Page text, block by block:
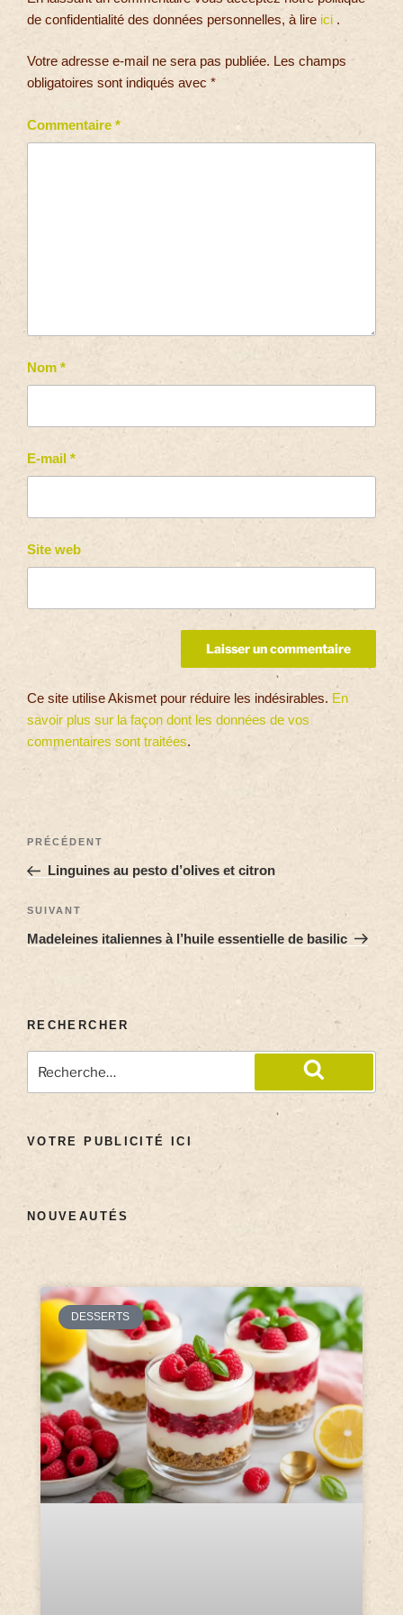
de confidentialité des données personnelles, à lire ici .
Votre adresse e-mail ne sera pas publiée. Les champs
obligatoires sont indiqués avec *
Commentaire *
Nom *
E-mail *
Site web
Ce site utilise Akismet pour réduire les indésirables. En
savoir plus sur la façon dont les données de vos
commentaires sont traitées.
PRÉCÉDENT
Linguines au pesto d’olives et citron
SUIVANT
Madeleines italiennes à l’huile essentielle de basilic
RECHERCHER
VOTRE PUBLICITÉ ICI
NOUVEAUTÉS
DESSERTS